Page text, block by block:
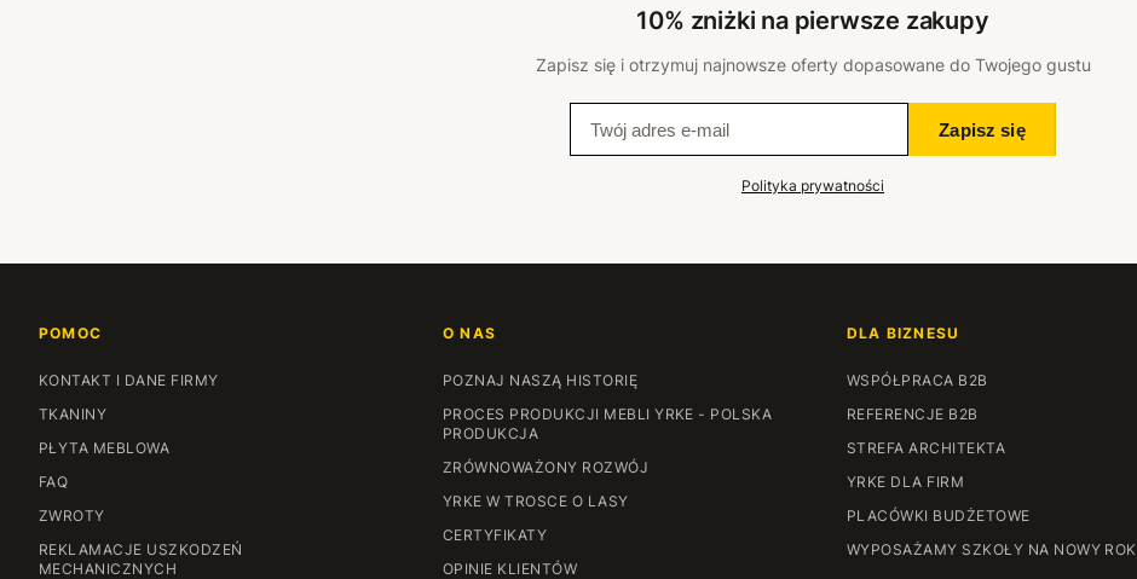
10% zniżki na pierwsze zakupy
Zapisz się i otrzymuj najnowsze oferty dopasowane do Twojego gustu
Zapisz się
Polityka prywatności
POMOC
KONTAKT I DANE FIRMY
TKANINY
PŁYTA MEBLOWA
FAQ
ZWROTY
REKLAMACJE USZKODZEŃ
MECHANICZNYCH
O NAS
POZNAJ NASZĄ HISTORIĘ
PROCES PRODUKCJI MEBLI YRKE - POLSKA
PRODUKCJA
ZRÓWNOWAŻONY ROZWÓJ
YRKE W TROSCE O LASY
CERTYFIKATY
OPINIE KLIENTÓW
DLA BIZNESU
WSPÓŁPRACA B2B
REFERENCJE B2B
STREFA ARCHITEKTA
YRKE DLA FIRM
PLACÓWKI BUDŻETOWE
WYPOSAŻAMY SZKOŁY NA NOWY ROK